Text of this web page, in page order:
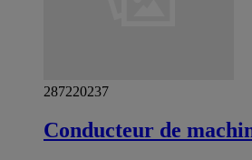
287220237
Conducteur de